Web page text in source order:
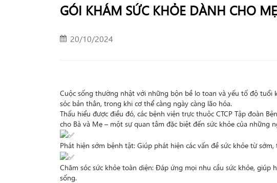
GÓI KHÁM SỨC KHỎE DÀNH CHO
20/10/2024
Cuộc sống thường nhật với những bộn bề lo toan và yếu tố độ tuổi
sóc bản thân, trong khi cơ thể càng ngày càng lão hóa.
Thấu hiểu được điều đó, các bệnh viện trực thuộc CTCP Tập đoàn
cho Bà và Mẹ – một sự quan tâm đặc biệt đến sức khỏe của
Phát hiện sớm bệnh tật: Giúp phát hiện các vấn đề sức khỏe từ
Chăm sóc sức khỏe toàn diện: Đáp ứng mọi nhu cầu sức khỏe, giúp
sống.